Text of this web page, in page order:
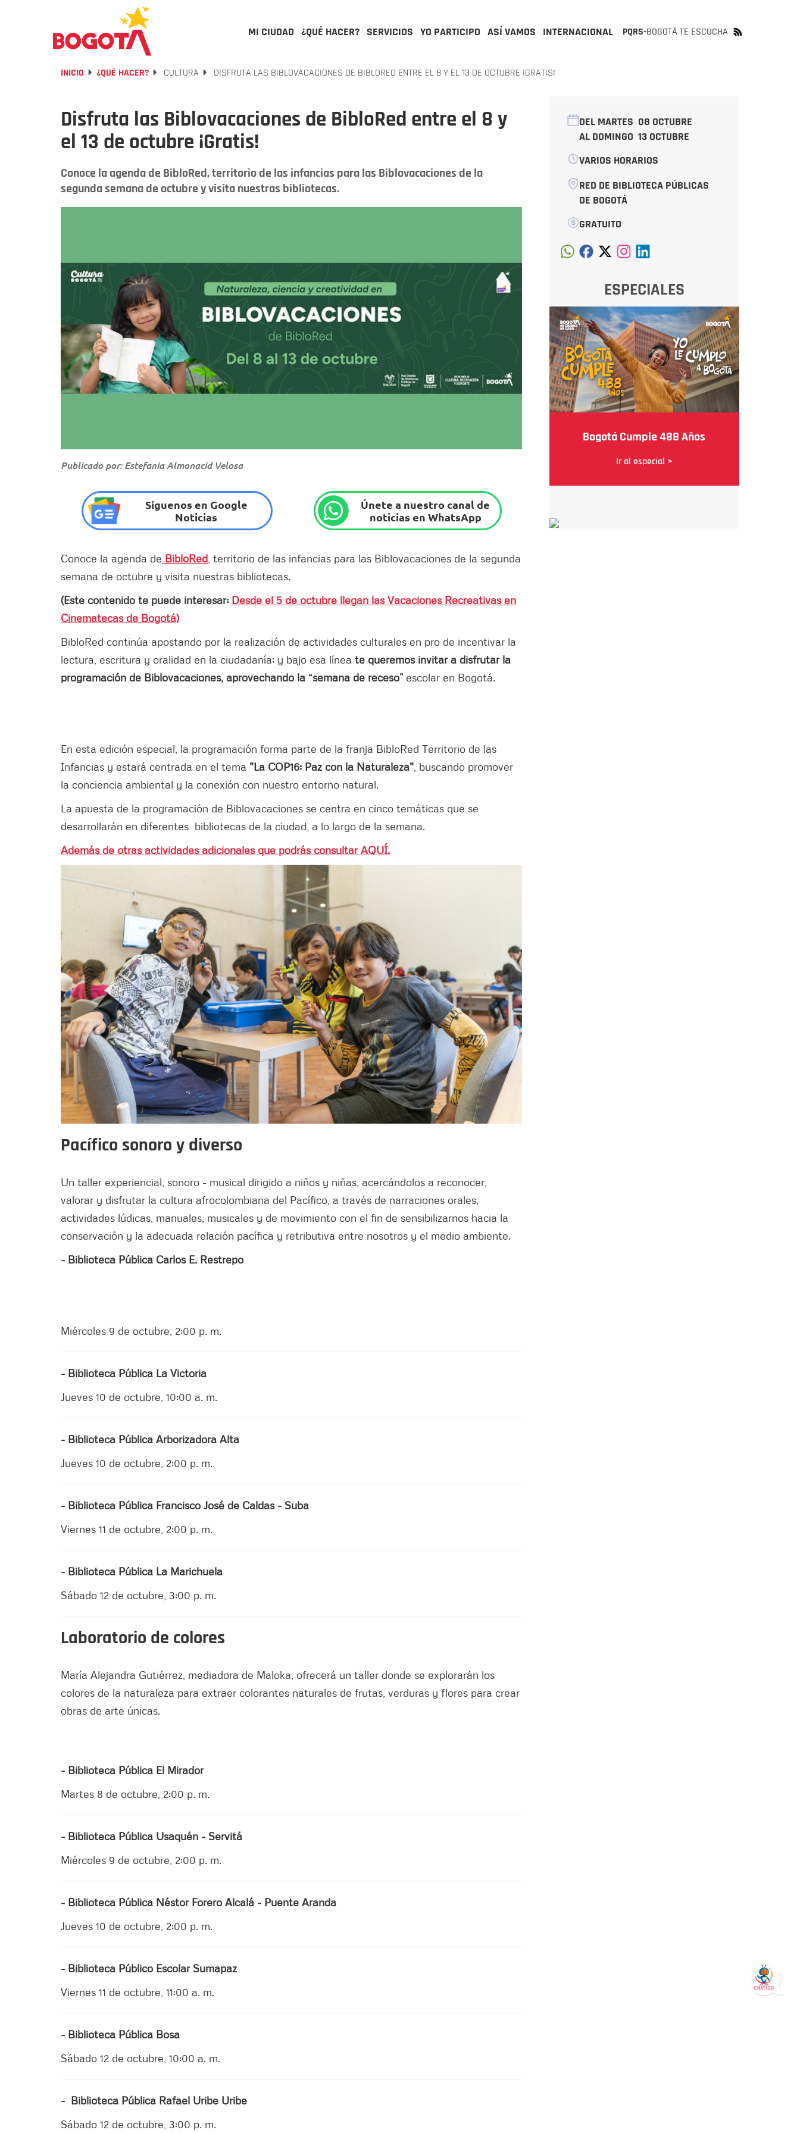
MI CIUDAD ¿QUÉ HACER? SERVICIOS YO PARTICIPO ASÍ VAMOS INTERNACIONAL PQRS-BOGOTÁ TE ESCUCHA
INICIO ¿QUÉ HACER? CULTURA DISFRUTA LAS BIBLOVACACIONES DE BIBLORED ENTRE EL 8 Y EL 13 DE OCTUBRE ¡GRATIS!
Disfruta las Biblovacaciones de BibloRed entre el 8 y
el 13 de octubre ¡Gratis!
Conoce la agenda de BibloRed, territorio de las infancias para las Biblovacaciones de la
segunda semana de octubre y visita nuestras bibliotecas.
Publicado por: Estefania Almonacid Velosa
Síguenos en Google
Noticias
Únete a nuestro canal de
noticias en WhatsApp
Conoce la agenda de BibloRed , territorio de las infancias para las Biblovacaciones de la segunda
semana de octubre y visita nuestras bibliotecas.
(Este contenido te puede interesar: Desde el 5 de octubre llegan las Vacaciones Recreativas en
Cinematecas de Bogotá)
BibloRed continúa apostando por la realización de actividades culturales en pro de incentivar la
lectura, escritura y oralidad en la ciudadanía; y bajo esa línea te queremos invitar a disfrutar la
programación de Biblovacaciones, aprovechando la “semana de receso” escolar en Bogotá.
En esta edición especial, la programación forma parte de la franja BibloRed Territorio de las
Infancias y estará centrada en el tema "La COP16: Paz con la Naturaleza" , buscando promover
la conciencia ambiental y la conexión con nuestro entorno natural.
La apuesta de la programación de Biblovacaciones se centra en cinco temáticas que se
desarrollarán en diferentes bibliotecas de la ciudad, a lo largo de la semana.
Además de otras actividades adicionales que podrás consultar AQUÍ.
Pacífico sonoro y diverso
Un taller experiencial, sonoro - musical dirigido a niños y niñas, acercándolos a reconocer,
valorar y disfrutar la cultura afrocolombiana del Pacífico, a través de narraciones orales,
actividades lúdicas, manuales, musicales y de movimiento con el fin de sensibilizarnos hacia la
conservación y la adecuada relación pacífica y retributiva entre nosotros y el medio ambiente.
- Biblioteca Pública Carlos E. Restrepo
Miércoles 9 de octubre, 2:00 p. m.
- Biblioteca Pública La Victoria
Jueves 10 de octubre, 10:00 a. m.
- Biblioteca Pública Arborizadora Alta
Jueves 10 de octubre, 2:00 p. m.
- Biblioteca Pública Francisco José de Caldas - Suba
Viernes 11 de octubre, 2:00 p. m.
- Biblioteca Pública La Marichuela
Sábado 12 de octubre, 3:00 p. m.
Laboratorio de colores
María Alejandra Gutiérrez, mediadora de Maloka, ofrecerá un taller donde se explorarán los
colores de la naturaleza para extraer colorantes naturales de frutas, verduras y flores para crear
obras de arte únicas.
- Biblioteca Pública El Mirador
Martes 8 de octubre, 2:00 p. m.
- Biblioteca Pública Usaquén - Servitá
Miércoles 9 de octubre, 2:00 p. m.
- Biblioteca Pública Néstor Forero Alcalá - Puente Aranda
Jueves 10 de octubre, 2:00 p. m.
- Biblioteca Público Escolar Sumapaz
Viernes 11 de octubre, 11:00 a. m.
- Biblioteca Pública Bosa
Sábado 12 de octubre, 10:00 a. m.
- Biblioteca Pública Rafael Uribe Uribe
Sábado 12 de octubre, 3:00 p. m.
DEL MARTES 08 OCTUBRE
AL DOMINGO 13 OCTUBRE
VARIOS HORARIOS
RED DE BIBLIOTECA PÚBLICAS
DE BOGOTÁ
GRATUITO
ESPECIALES
Bogotá Cumple 488 Años
Ir al especial >